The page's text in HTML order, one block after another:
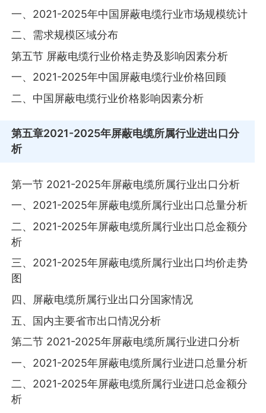
一、2021-2025年中国屏蔽电缆行业市场规模统计
二、需求规模区域分布
第五节 屏蔽电缆行业价格走势及影响因素分析
一、2021-2025年中国屏蔽电缆行业价格回顾
二、中国屏蔽电缆行业价格影响因素分析
第五章2021-2025年屏蔽电缆所属行业进出口分
析
第一节 2021-2025年屏蔽电缆所属行业出口分析
一、2021-2025年屏蔽电缆所属行业出口总量分析
二、2021-2025年屏蔽电缆所属行业出口总金额分
析
三、2021-2025年屏蔽电缆所属行业出口均价走势
图
四、屏蔽电缆所属行业出口分国家情况
五、国内主要省市出口情况分析
第二节 2021-2025年屏蔽电缆所属行业进口分析
一、2021-2025年屏蔽电缆所属行业进口总量分析
二、2021-2025年屏蔽电缆所属行业进口总金额分
析